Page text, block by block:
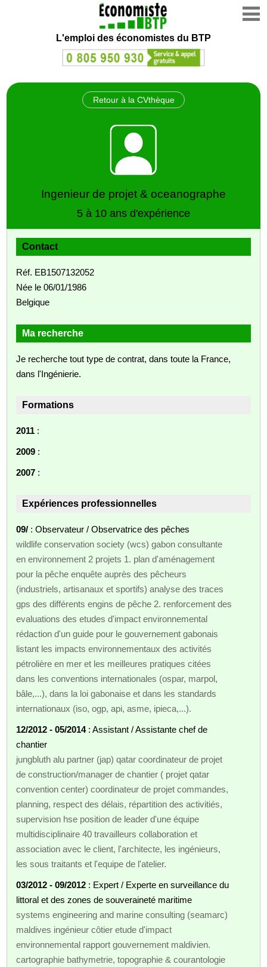
L'emploi des économistes du BTP
Retour à la CVthèque
Ingenieur de projet & oceanographe
5 à 10 ans d'expérience
Contact
Réf. EB1507132052
Née le 06/01/1986
Belgique
Ma recherche
Je recherche tout type de contrat, dans toute la France,
dans l'Ingénierie.
Formations
2011 :
2009 :
2007 :
Expériences professionnelles
09/ : Observateur / Observatrice des pêches
wildlife conservation society (wcs) gabon consultante
en environnement 2 projets 1. plan d'aménagement
pour la pêche enquête auprès des pêcheurs
(industriels, artisanaux et sportifs) analyse des traces
gps des différents engins de pêche 2. renforcement des
evaluations des etudes d'impact environnemental
rédaction d'un guide pour le gouvernement gabonais
listant les impacts environnementaux des activités
pétrolière en mer et les meilleures pratiques citées
dans les conventions internationales (ospar, marpol,
bâle,...), dans la loi gabonaise et dans les standards
internationaux (iso, ogp, api, asme, ipieca,...).
12/2012 - 05/2014: Assistant / Assistante chef de
chantier
jungbluth alu partner (jap) qatar coordinateur de projet
de construction/manager de chantier ( projet qatar
convention center) coordinateur de projet commandes,
planning, respect des délais, répartition des activitiés,
supervision hse position de leader d'une équipe
multidisciplinaire 40 travailleurs collaboration et
association avec le client, l'architecte, les ingénieurs,
les sous traitants et l'equipe de l'atelier.
03/2012 - 09/2012 : Expert / Experte en surveillance du
littoral et des zones de souveraineté maritime
systems engineering and marine consulting (seamarc)
maldives ingénieur côtier etude d'impact
environnemental rapport gouvernement maldivien.
cartographie bathymetrie, topographie & courantologie